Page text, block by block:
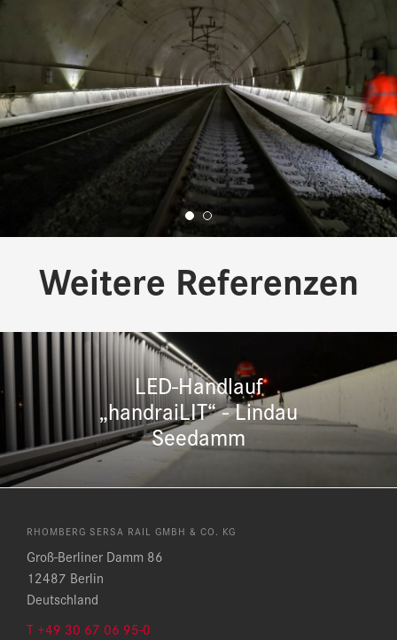
Weitere Referenzen
LED-Handlauf
„handraiLIT“ - Lindau
Seedamm
RHOMBERG SERSA RAIL GMBH & CO. KG
Groß-Berliner Damm 86
12487 Berlin
Deutschland
T+49 30 67 06 95-0